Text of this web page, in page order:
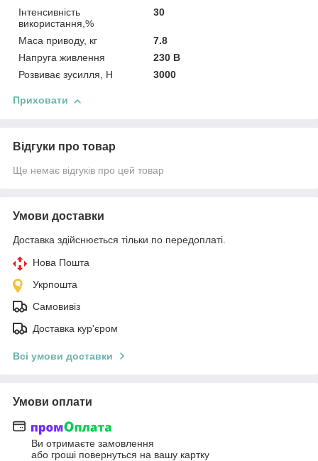
Інтенсивність
використання,%
30
Маса приводу, кг
7.8
Напруга живлення
230 В
Розвиває зусилля, Н
3000
Приховати
Відгуки про товар
Ще немає відгуків про цей товар
Умови доставки
Доставка здійснюється тільки по передоплаті.
Нова Пошта
Укрпошта
Самовивіз
Доставка кур'єром
Всі умови доставки
Умови оплати
Ви отримаєте замовлення
або гроші повернуться на вашу картку